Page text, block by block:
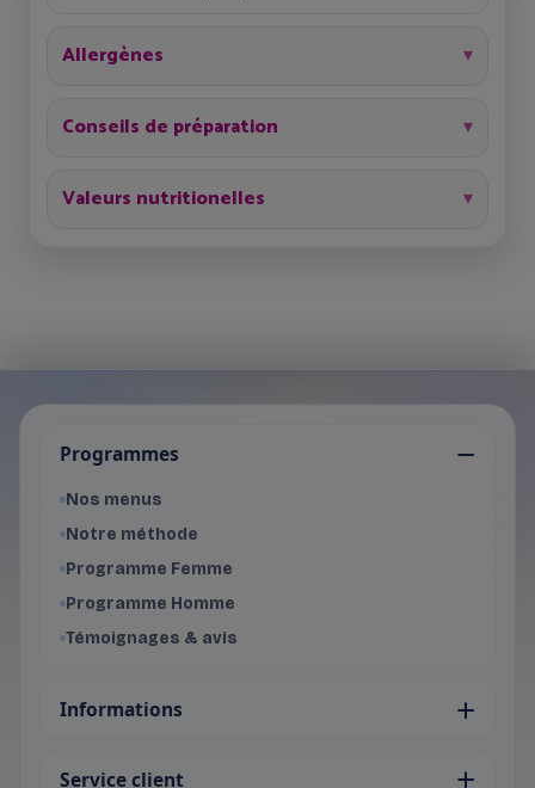
Allergènes
Conseils de préparation
Valeurs nutritionelles
Je choisis mon programme
Programme Homme
Programmes
Nos menus
Notre méthode
Programme Femme
Programme Homme
Témoignages & avis
Informations
Service client